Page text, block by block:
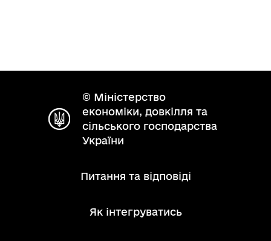
© Міністерство
економіки, довкілля та
сільського господарства
України
Питання та відповіді
Як інтегруватись